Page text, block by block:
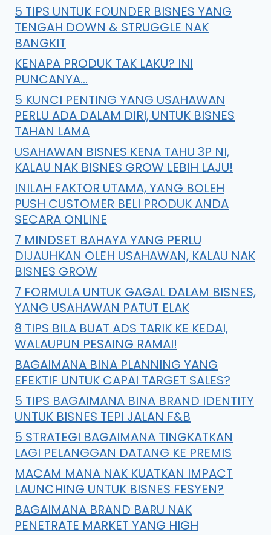
5 TIPS UNTUK FOUNDER BISNES YANG
TENGAH DOWN & STRUGGLE NAK
BANGKIT
KENAPA PRODUK TAK LAKU? INI
PUNCANYA…
5 KUNCI PENTING YANG USAHAWAN
PERLU ADA DALAM DIRI, UNTUK BISNES
TAHAN LAMA
USAHAWAN BISNES KENA TAHU 3P NI,
KALAU NAK BISNES GROW LEBIH LAJU!
INILAH FAKTOR UTAMA, YANG BOLEH
PUSH CUSTOMER BELI PRODUK ANDA
SECARA ONLINE
7 MINDSET BAHAYA YANG PERLU
DIJAUHKAN OLEH USAHAWAN, KALAU NAK
BISNES GROW
7 FORMULA UNTUK GAGAL DALAM BISNES,
YANG USAHAWAN PATUT ELAK
8 TIPS BILA BUAT ADS TARIK KE KEDAI,
WALAUPUN PESAING RAMAI!
BAGAIMANA BINA PLANNING YANG
EFEKTIF UNTUK CAPAI TARGET SALES?
5 TIPS BAGAIMANA BINA BRAND IDENTITY
UNTUK BISNES TEPI JALAN F&B
5 STRATEGI BAGAIMANA TINGKATKAN
LAGI PELANGGAN DATANG KE PREMIS
MACAM MANA NAK KUATKAN IMPACT
LAUNCHING UNTUK BISNES FESYEN?
BAGAIMANA BRAND BARU NAK
PENETRATE MARKET YANG HIGH